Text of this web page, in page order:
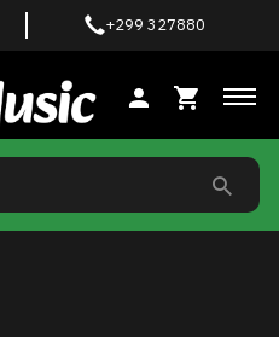
+299 327880